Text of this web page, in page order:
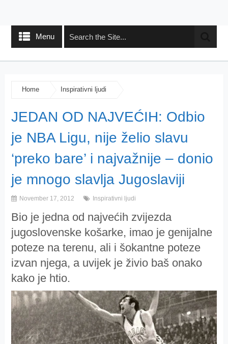
Menu
Home Inspirativni ljudi
JEDAN OD NAJVEĆIH: Odbio
je NBA Ligu, nije želio slavu
‘preko bare’ i najvažnije – donio
je mnogo slavlja Jugoslaviji
November 17, 2012 Inspirativni ljudi
Bio je jedna od najvećih zvijezda
jugoslovenske košarke, imao je genijalne
poteze na terenu, ali i šokantne poteze
izvan njega, a uvijek je živio baš onako
kako je htio.